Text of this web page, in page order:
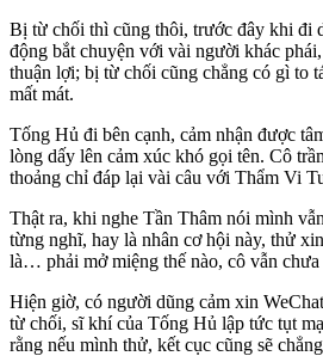
Bị từ chối thì cũng thôi, trước đây khi đi
động bắt chuyện với vài người khác
thuận lợi; bị từ chối cũng chẳng có gì to
mất mát.
Tống Hủ đi bên cạnh, cảm nhận được
lòng dấy lên cảm xúc khó gọi tên. Cô
thoảng chỉ đáp lại vài câu với Thẩm Vi
Thật ra, khi nghe Tần Thâm nói mình
từng nghĩ, hay là nhân cơ hội này, thử
là… phải mở miệng thế nào, cô vẫn chưa
Hiện giờ, có người dũng cảm xin
từ chối, sĩ khí của Tống Hủ lập tức tụt
rằng nếu mình thử, kết cục cũng sẽ